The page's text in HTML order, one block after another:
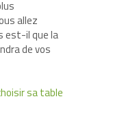
allez
est-il que la
de vos
sa table